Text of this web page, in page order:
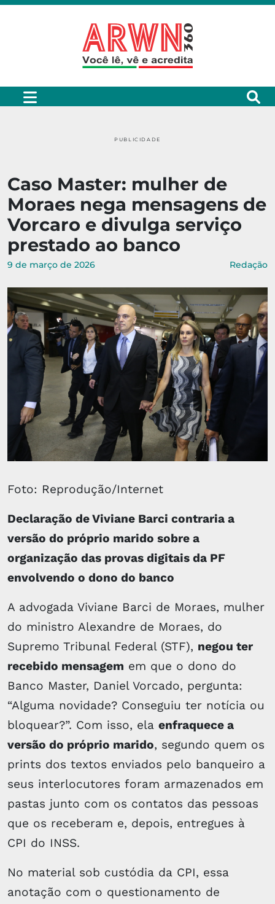
PUBLICIDADE
Caso Master: mulher de
Moraes nega mensagens de
Vorcaro e divulga serviço
prestado ao banco
9 de março de 2026 Redação
Foto: Reprodução/Internet
Declaração de Viviane Barci contraria a
versão do próprio marido sobre a
organização das provas digitais da PF
envolvendo o dono do banco
A advogada Viviane Barci de Moraes, mulher
do ministro Alexandre de Moraes, do
Supremo Tribunal Federal (STF), negou ter
recebido mensagem em que o dono do
Banco Master, Daniel Vorcado, pergunta:
“Alguma novidade? Conseguiu ter notícia ou
bloquear?”. Com isso, ela enfraquece a
versão do próprio marido, segundo quem os
prints dos textos enviados pelo banqueiro a
seus interlocutores foram armazenados em
pastas junto com os contatos das pessoas
que os receberam e, depois, entregues à
CPI do INSS.
No material sob custódia da CPI, essa
anotação com o questionamento de